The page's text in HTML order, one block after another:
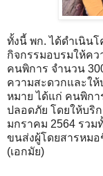
ทั้งนี้ พก. ได้ดำเนิน
กิจกรรมอบรมให้ค
คนพิการ จำนวน
ความสะดวกและให้
หมาย ได้แก่ คนพิกา
ปลอดภัย โดยให้บริ
มกราคม 2564 รว
ขนส่งผู้โดยสารหม
(เอกมัย)